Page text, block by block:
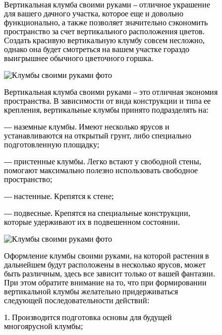
Вертикальная клумба своими руками – отличное украшение
для вашего дачного участка, которое еще и довольно
функционально, а также позволяет значительно сэкономить
пространство за счет вертикального расположения цветов.
Создать красивую вертикальную клумбу совсем несложно,
однако она будет смотреться на вашем участке гораздо
выигрышнее обычного цветочного горшка.
Вертикальная клумба своими руками – это отличная экономия
пространства. В зависимости от вида конструкции и типа ее
крепления, вертикальные клумбы принято подразделять на:
— наземные клумбы. Имеют несколько ярусов и
устанавливаются на открытый грунт, либо специально
подготовленную площадку;
— пристенные клумбы. Легко встают у свободной стены,
помогают максимально полезно использовать свободное
пространство;
— настенные. Крепятся к стене;
— подвесные. Крепятся на специальные конструкции,
которые удерживают их в подвешенном состоянии.
Оформление клумбы своими руками, на которой растения в
дальнейшем будут расположены в несколько ярусов, может
быть различным, здесь все зависит только от вашей фантазии.
При этом обратите внимание на то, что при формировании
вертикальной клумбы желательно придерживаться
следующей последовательности действий:
1. Производится подготовка основы для будущей
многоярусной клумбы;